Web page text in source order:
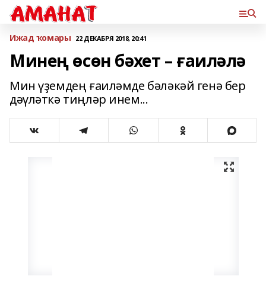
Ижад ҡомары 22 ДЕКАБРЯ 2018, 20:41
Минең өсөн бәхет – ғаиләлә
Мин үҙемдең ғаиләмде бәләкәй генә бер
дәүләткә тиңләр инем...